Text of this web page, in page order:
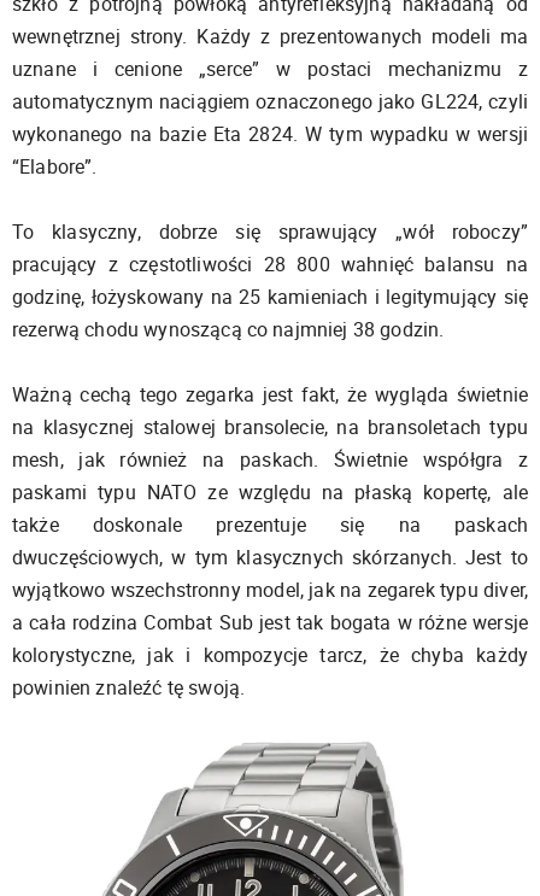
wewnętrznej strony. Każdy z prezentowanych modeli ma
uznane i cenione „serce” w postaci mechanizmu z
automatycznym naciągiem oznaczonego jako GL224, czyli
wykonanego na bazie Eta 2824. W tym wypadku w wersji
“Elabore”.
To klasyczny, dobrze się sprawujący „wół roboczy”
pracujący z częstotliwości 28 800 wahnięć balansu na
godzinę, łożyskowany na 25 kamieniach i legitymujący się
rezerwą chodu wynoszącą co najmniej 38 godzin.
Ważną cechą tego zegarka jest fakt, że wygląda świetnie
na klasycznej stalowej bransolecie, na bransoletach typu
mesh, jak również na paskach. Świetnie współgra z
paskami typu NATO ze względu na płaską kopertę, ale
także doskonale prezentuje się na paskach
dwuczęściowych, w tym klasycznych skórzanych. Jest to
wyjątkowo wszechstronny model, jak na zegarek typu diver,
a cała rodzina Combat Sub jest tak bogata w różne wersje
kolorystyczne, jak i kompozycje tarcz, że chyba każdy
powinien znaleźć tę swoją.